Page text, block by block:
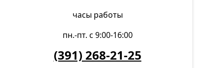
часы работы
пн.-пт. с 9:00-16:00
(391) 268-21-25